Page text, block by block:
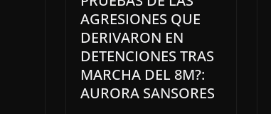
AGRESIONES QUE
DERIVARON EN
DETENCIONES TRAS
MARCHA DEL 8M?:
AURORA SANSORES